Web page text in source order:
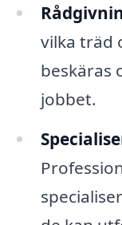
vilka träd
beskäras
jobbet.